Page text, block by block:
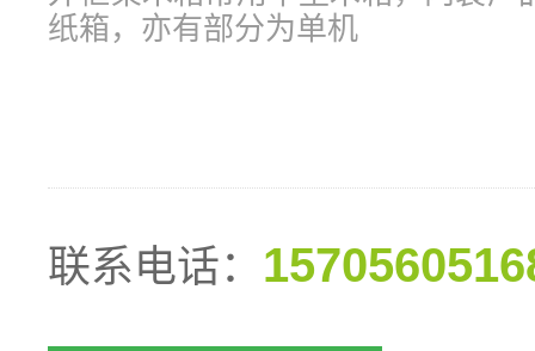
纸箱，亦有部分为单机
联系电话：